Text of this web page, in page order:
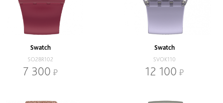
Swatch
SO28R102
7 300
Swatch
SVOK110
12 100